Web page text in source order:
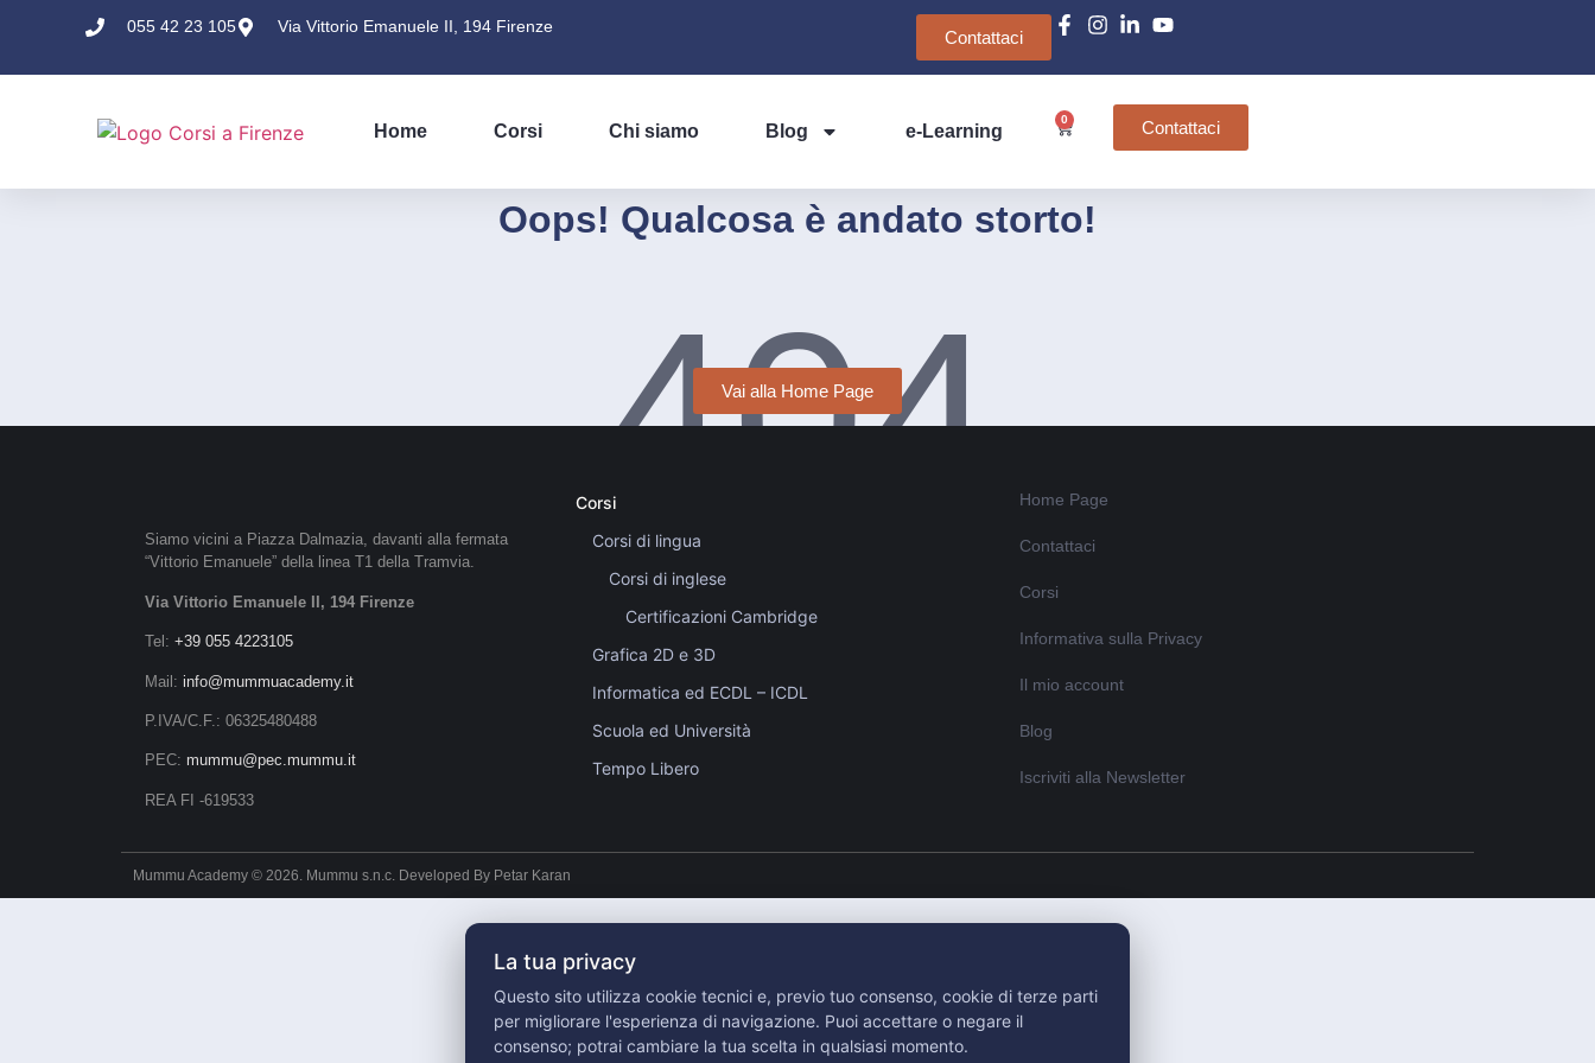
055 42 23 105 Via Vittorio Emanuele II, 194 Firenze
Contattaci
Home Corsi Chi siamo Blog e-Learning
0 Contattaci
Oops! Qualcosa è andato storto!
404
Vai alla Home Page
Siamo vicini a Piazza Dalmazia, davanti alla fermata
“Vittorio Emanuele” della linea T1 della Tramvia.
Via Vittorio Emanuele II, 194 Firenze
Tel: +39 055 4223105
Mail: info@mummuacademy.it
P.IVA/C.F.: 06325480488
PEC: mummu@pec.mummu.it
REA FI -619533
Corsi
Corsi di lingua
Corsi di inglese
Certificazioni Cambridge
Grafica 2D e 3D
Informatica ed ECDL – ICDL
Scuola ed Università
Tempo Libero
Home Page
Contattaci
Corsi
Informativa sulla Privacy
Il mio account
Blog
Iscriviti alla Newsletter
Mummu Academy © 2026. Mummu s.n.c. Developed By Petar Karan
La tua privacy
Questo sito utilizza cookie tecnici e, previo tuo consenso, cookie di terze parti
per migliorare l'esperienza di navigazione. Puoi accettare o negare il
consenso; potrai cambiare la tua scelta in qualsiasi momento.